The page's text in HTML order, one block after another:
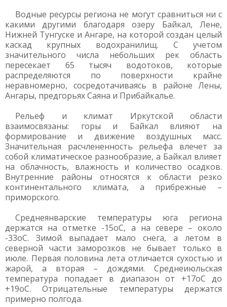
Водные ресурсы региона не могут сравниться ни с
какими другими благодаря озеру Байкал, Лене,
Нижней Тунгуске и Ангаре, на которой создан целый
каскад крупных водохранилищ. С учетом
значительного числа небольших рек область
пересекает 65 тысяч водотоков, которые
распределяются по поверхности крайне
неравномерно, сосредотачиваясь в районе Лены,
Ангары, предгорьях Саяна и Прибайкалье.
Рельеф и климат Иркутской области
взаимосвязаны: горы и Байкал влияют на
формирование и движение воздушных масс.
Значительная расчлененность рельефа влечет за
собой климатическое разнообразие, а Байкал влияет
на облачность, влажность и количество осадков.
Внутренние районы относятся к области резко
континентального климата, а прибрежные –
приморского.
Среднеянварские температуры юга региона
держатся на отметке -15оC, а на севере – около
-33оC. Зимой выпадает мало снега, а летом в
северной части заморозков не бывает только в
июле. Первая половина лета отличается сухостью и
жарой, а вторая – дождями. Среднеиюльская
температура попадает в диапазон от +17оC до
+19оC. Отрицательные температуры держатся
примерно полгода.